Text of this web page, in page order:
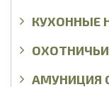
КУХОННЫЕ
АМУНИЦИЯ